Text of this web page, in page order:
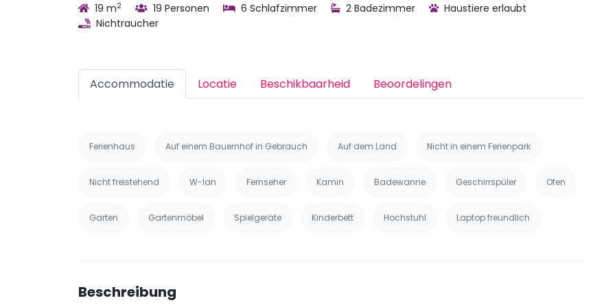
19 m2 19 Personen 6 Schlafzimmer 2 Badezimmer
Haustiere erlaubt
Nichtraucher
Accommodatie Locatie Beschikbaarheid Beoordelingen
Ferienhaus Auf einem Bauernhof in Gebrauch Auf dem Land Nicht in einem Ferienpark
Nicht freistehend W-lan Fernseher Kamin Badewanne Geschirrspüler Ofen
Garten Gartenmöbel Spielgeräte Kinderbett Hochstuhl Laptop freundlich
Beschreibung